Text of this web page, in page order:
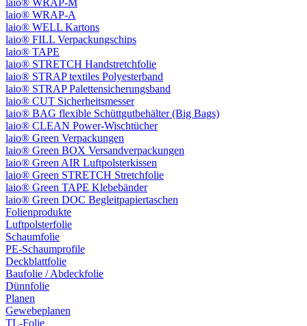
laio® WRAP-M
laio® WRAP-A
laio® WELL Kartons
laio® FILL Verpackungschips
laio® TAPE
laio® STRETCH Handstretchfolie
laio® STRAP textiles Polyesterband
laio® STRAP Palettensicherungsband
laio® CUT Sicherheitsmesser
laio® BAG flexible Schüttgutbehälter (Big Bags)
laio® CLEAN Power-Wischtücher
laio® Green Verpackungen
laio® Green BOX Versandverpackungen
laio® Green AIR Luftpolsterkissen
laio® Green STRETCH Stretchfolie
laio® Green TAPE Klebebänder
laio® Green DOC Begleitpapiertaschen
Folienprodukte
Luftpolsterfolie
Schaumfolie
PE-Schaumprofile
Deckblattfolie
Baufolie / Abdeckfolie
Dünnfolie
Planen
Gewebeplanen
TL-Folie